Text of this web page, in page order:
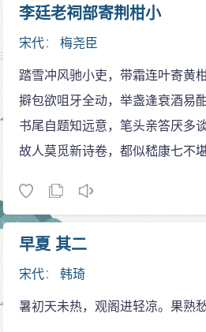
李廷老祠部寄荆柑小
宋代：梅尧臣
踏雪冲风驰小吏，带霜连叶寄黄柑
擗包欲咀牙全动，举盏逢衰酒易酣
书尾自题知远意，笔头亲答厌多谈
故人莫觅新诗卷，都似嵇康七不堪
早夏 其二
宋代：韩琦
暑初天未热，观阁进轻凉。果熟